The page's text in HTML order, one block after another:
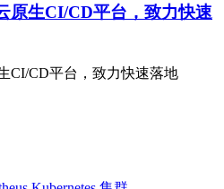
原生CI/CD平台，致力快速
CI/CD平台，致力快速落地